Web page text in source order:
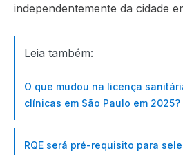
independentemente da cidade
Leia também:
O que mudou na licença
clínicas em São Paulo em 2025?
RQE será pré-requisito para